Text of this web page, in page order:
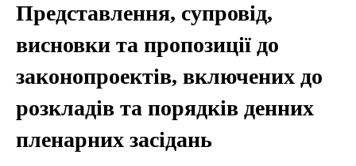
Представлення, супровід,
висновки та пропозиції до
законопроектів, включених до
розкладів та порядків денних
пленарних засідань